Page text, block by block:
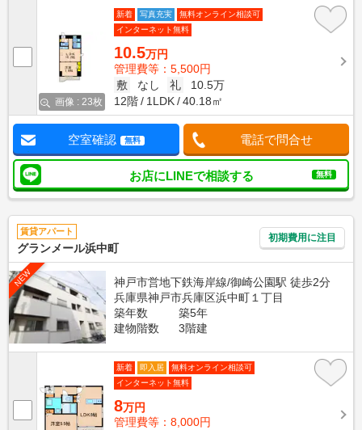
画像 : 23枚
新着 写真充実
無料オンライン相談可
インターネット無料
10.5万円
管理費等：5,500円
敷
なし 礼
10.5万
12階
1LDK 40.18㎡
空室確認 無料 電話で問合せ
お店にLINEで相談する 無料
賃貸アパート
グランメール浜中町
初期費用に注目
NEW
神戸市営地下鉄海岸線/御崎公園駅 徒歩2分
兵庫県神戸市兵庫区浜中町１丁目
築年数
築5年
建物階数
3階建
新着 即入居
無料オンライン相談可
インターネット無料
8万円
管理費等：8,000円